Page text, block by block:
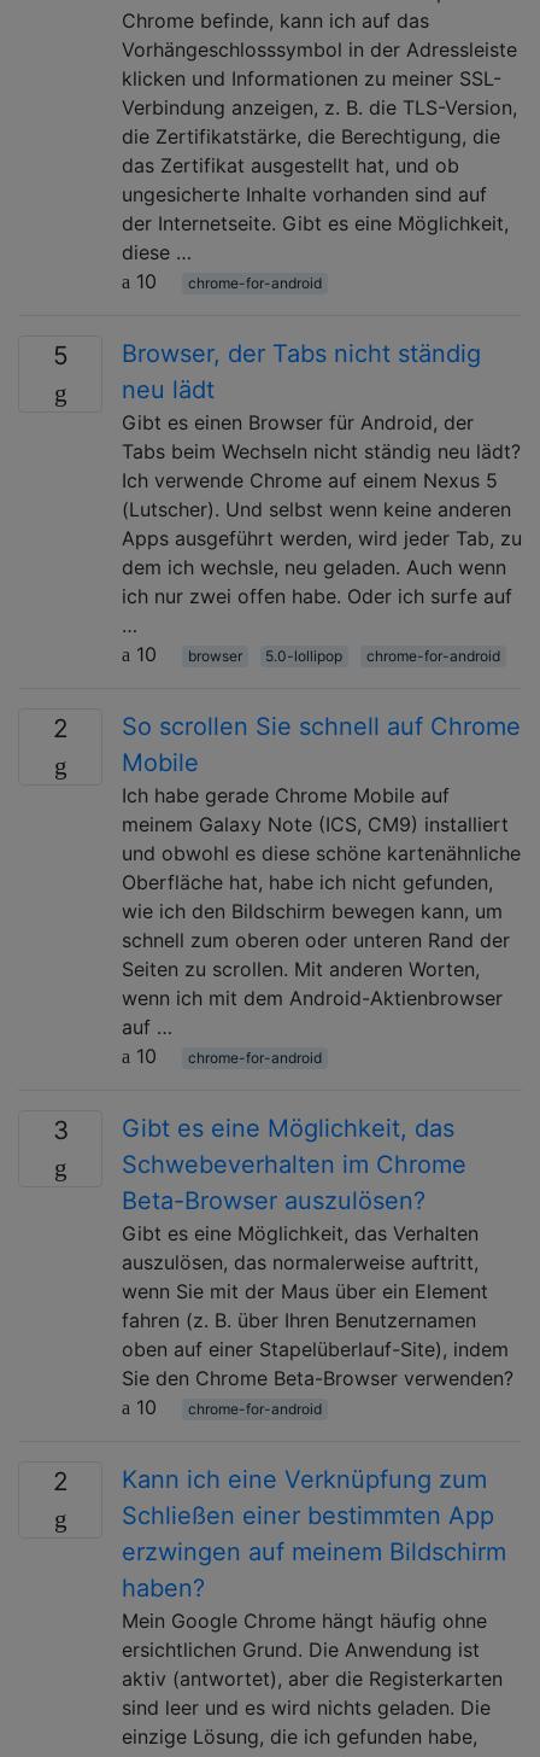
Chrome befinde, kann ich auf das
Vorhängeschlosssymbol in der Adressleiste
klicken und Informationen zu meiner SSL-
Verbindung anzeigen, z. B. die TLS-Version,
die Zertifikatstärke, die Berechtigung, die
das Zertifikat ausgestellt hat, und ob
ungesicherte Inhalte vorhanden sind auf
der Internetseite. Gibt es eine Möglichkeit,
diese …
10
chrome-for-android
5
Browser, der Tabs nicht ständig
neu lädt
Gibt es einen Browser für Android, der
Tabs beim Wechseln nicht ständig neu lädt?
Ich verwende Chrome auf einem Nexus 5
(Lutscher). Und selbst wenn keine anderen
Apps ausgeführt werden, wird jeder Tab, zu
dem ich wechsle, neu geladen. Auch wenn
ich nur zwei offen habe. Oder ich surfe auf
…
10
browser 5.0-lollipop chrome-for-android
2
So scrollen Sie schnell auf Chrome
Mobile
Ich habe gerade Chrome Mobile auf
meinem Galaxy Note (ICS, CM9) installiert
und obwohl es diese schöne kartenähnliche
Oberfläche hat, habe ich nicht gefunden,
wie ich den Bildschirm bewegen kann, um
schnell zum oberen oder unteren Rand der
Seiten zu scrollen. Mit anderen Worten,
wenn ich mit dem Android-Aktienbrowser
auf …
10
chrome-for-android
3
Gibt es eine Möglichkeit, das
Schwebeverhalten im Chrome
Beta-Browser auszulösen?
Gibt es eine Möglichkeit, das Verhalten
auszulösen, das normalerweise auftritt,
wenn Sie mit der Maus über ein Element
fahren (z. B. über Ihren Benutzernamen
oben auf einer Stapelüberlauf-Site), indem
Sie den Chrome Beta-Browser verwenden?
10
chrome-for-android
2
Kann ich eine Verknüpfung zum
Schließen einer bestimmten App
erzwingen auf meinem Bildschirm
haben?
Mein Google Chrome hängt häufig ohne
ersichtlichen Grund. Die Anwendung ist
aktiv (antwortet), aber die Registerkarten
sind leer und es wird nichts geladen. Die
einzige Lösung, die ich gefunden habe,